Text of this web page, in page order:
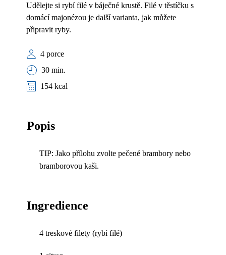
Udělejte si rybí filé v báječné krustě. Filé v těstíčku s
domácí majonézou je další varianta, jak můžete
připravit ryby.
4 porce
30 min.
154 kcal
Popis
TIP: Jako přílohu zvolte pečené brambory nebo
bramborovou kaši.
Ingredience
4 treskové filety (rybí filé)